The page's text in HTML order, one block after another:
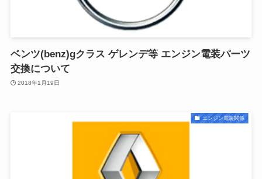
ベンツ(benz)gクラス ゲレンデ等 エンジン電装パーツ
交換について
2018年1月19日
エンジン電装関係